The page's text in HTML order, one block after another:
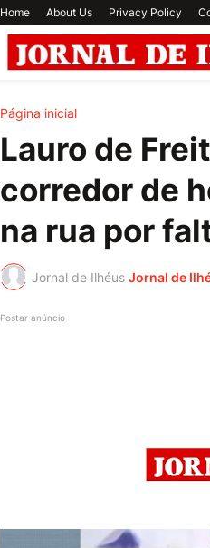
Home About Us Privacy Policy
Página inicial
Lauro de
corredor de
na rua por
Jornal de Ilhéus Jornal de
Postar anúncio